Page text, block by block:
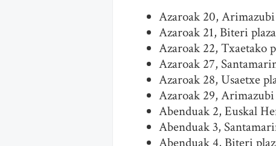
Azaroak 20,
Azaroak 21, Biteri
Azaroak 22, Txaetako
Azaroak 27,
Azaroak 28, Usaetxe
Azaroak 29,
Abenduak 2, Euskal
Abenduak 3,